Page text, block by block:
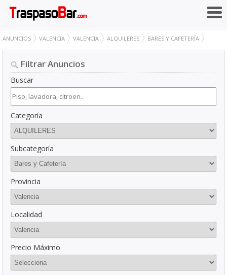
ANUNCIOS VALENCIA VALENCIA ALQUILERES BARES Y CAFETERÍA
Filtrar Anuncios
Buscar
Categoría
Subcategoría
Provincia
Localidad
Precio Máximo